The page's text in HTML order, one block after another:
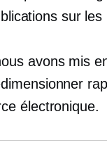
sur
avons mis
électronique.